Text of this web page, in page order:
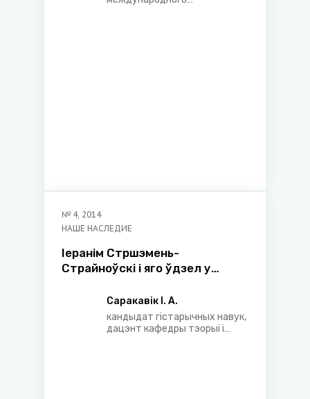
№ 4, 2014
НАШЕ НАСЛЕДИЕ
Іеранiм Стршэмень-
Страйноўскi i яго ўдзел у
Саракавік І. А.
кандыдат гістарычных навук,
дацэнт кафедры тэорыі і